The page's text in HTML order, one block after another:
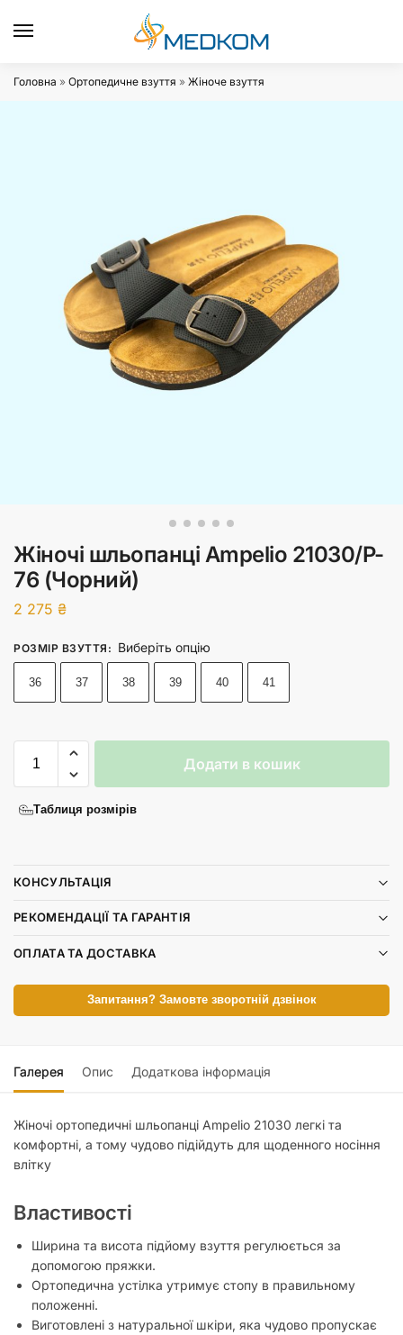
Головна » Ортопедичне взуття » Жіноче взуття
Жіночі шльопанці Ampelio 21030/P-
76 (Чорний)
2 275 ₴
РОЗМІР ВЗУТТЯ : Виберіть опцію
36 37 38 39 40 41
Додати в кошик
Таблиця розмірів
КОНСУЛЬТАЦІЯ
РЕКОМЕНДАЦІЇ ТА ГАРАНТІЯ
ОПЛАТА ТА ДОСТАВКА
Запитання? Замовте зворотній дзвінок
Галерея Опис Додаткова інформація
Жіночі ортопедичні шльопанці Ampelio 21030 легкі та
комфортні, а тому чудово підійдуть для щоденного носіння
влітку
Властивості
Ширина та висота підйому взуття регулюється за
допомогою пряжки.
Ортопедична устілка утримує стопу в правильному
положенні.
Виготовлені з натуральної шкіри, яка чудово пропускає